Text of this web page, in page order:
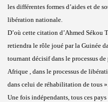
les différentes formes d’aides et de
libération nationale.
D’où cette citation d’Ahmed Sékou
retiendra le rôle joué par la Guinée
tournant décisif dans le processus de
Afrique , dans le processus de
dans celui de réhabilitation de tous
Une fois indépendants, tous ces